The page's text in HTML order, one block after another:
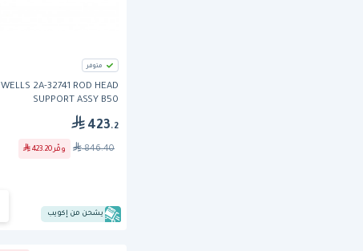
متوفر
WELLS 2A-32741 ROD HEAD
SUPPORT ASSY B50
423.2
846.40 وفّر423.20
يشحن من إكويب